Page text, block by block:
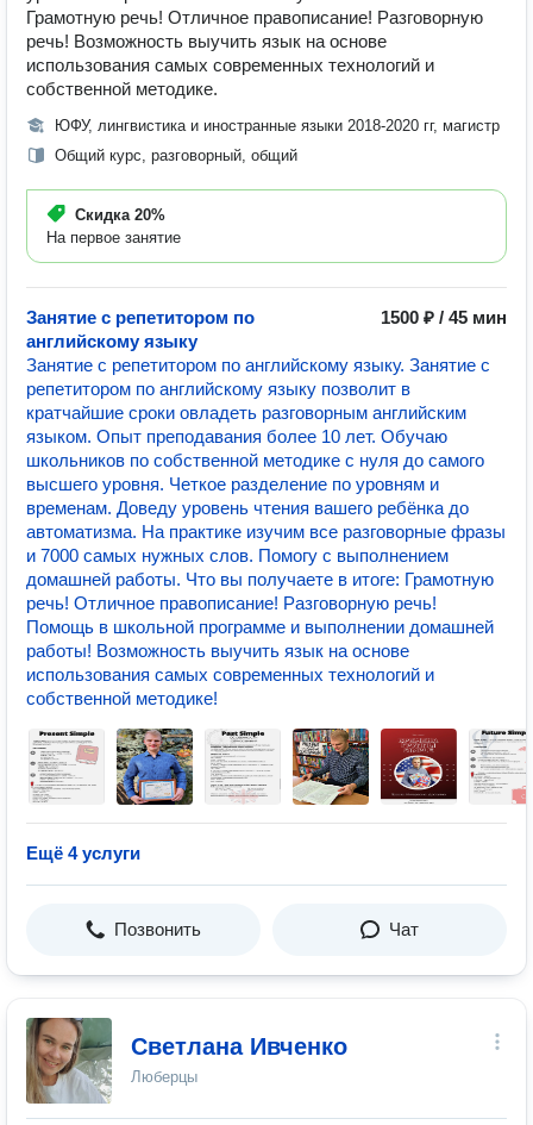
Грамотную речь! Отличное правописание! Разговорную
речь! Возможность выучить язык на основе
использования самых современных технологий и
собственной методике.
ЮФУ, лингвистика и иностранные языки 2018-2020 гг, магистр
Общий курс, разговорный, общий
Скидка 20%
На первое занятие
Занятие с репетитором по
английскому языку
1500 ₽ / 45 мин
Занятие с репетитором по английскому языку. Занятие с
репетитором по английскому языку позволит в
кратчайшие сроки овладеть разговорным английским
языком. Опыт преподавания более 10 лет. Обучаю
школьников по собственной методике с нуля до самого
высшего уровня. Четкое разделение по уровням и
временам. Доведу уровень чтения вашего ребёнка до
автоматизма. На практике изучим все разговорные фразы
и 7000 самых нужных слов. Помогу с выполнением
домашней работы. Что вы получаете в итоге: Грамотную
речь! Отличное правописание! Разговорную речь!
Помощь в школьной программе и выполнении домашней
работы! Возможность выучить язык на основе
использования самых современных технологий и
собственной методике!
Ещё 4 услуги
Позвонить Чат
Светлана Ивченко
Люберцы